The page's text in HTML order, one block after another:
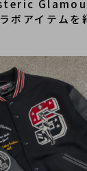
ボアイテムを